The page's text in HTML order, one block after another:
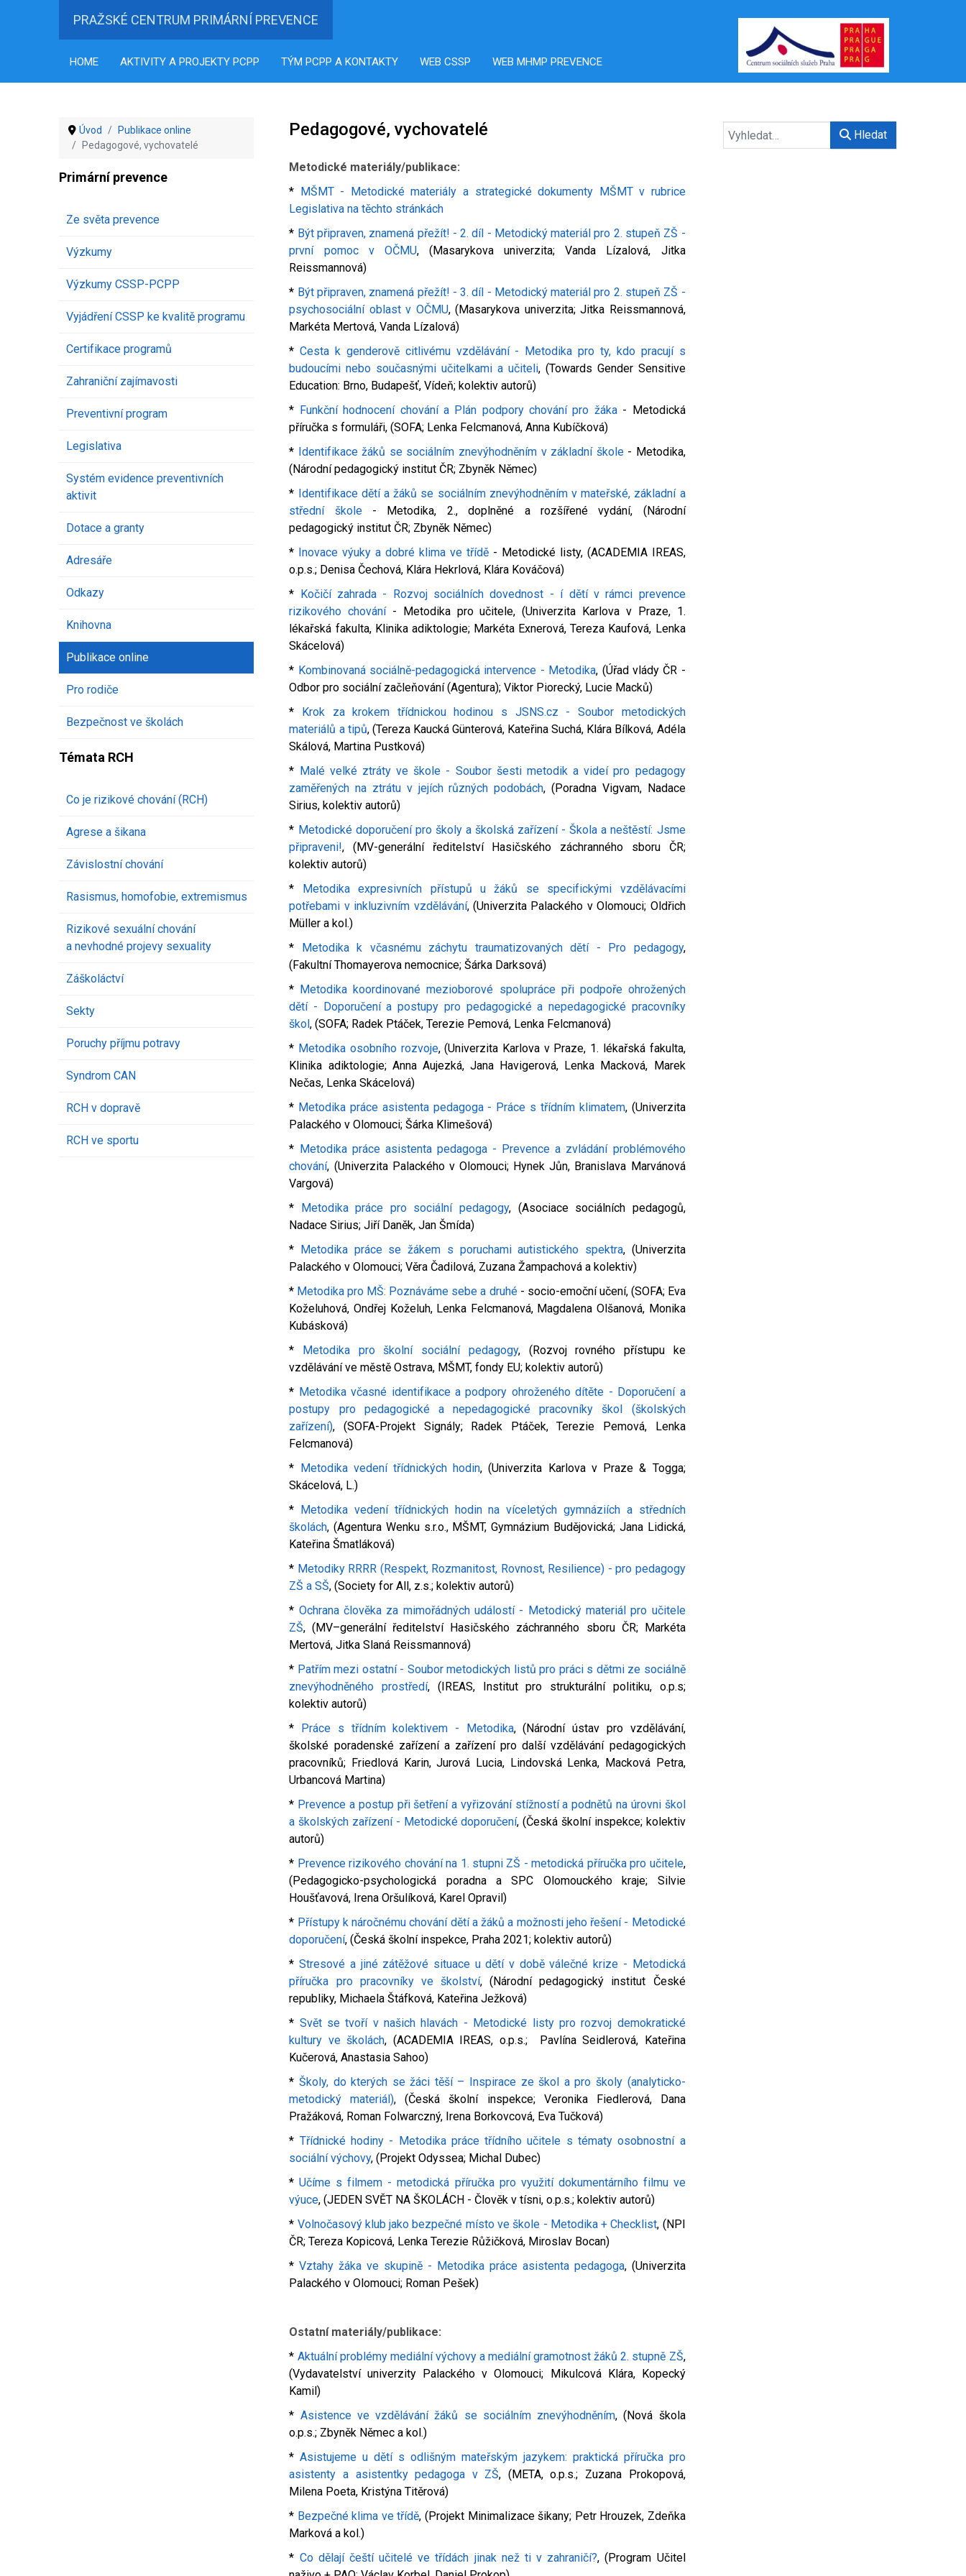
PRAŽSKÉ CENTRUM PRIMÁRNÍ PREVENCE
HOME AKTIVITY A PROJEKTY PCPP TÝM PCPP A KONTAKTY WEB CSSP WEB MHMP PREVENCE
Úvod
Publikace online
Pedagogové, vychovatelé
Primární prevence
Ze světa prevence
Výzkumy
Výzkumy CSSP-PCPP
Vyjádření CSSP ke kvalitě programu
Certifikace programů
Zahraniční zajímavosti
Preventivní program
Legislativa
Systém evidence preventivních
aktivit
Dotace a granty
Adresáře
Odkazy
Knihovna
Publikace online
Pro rodiče
Bezpečnost ve školách
Témata RCH
Co je rizikové chování (RCH)
Agrese a šikana
Závislostní chování
Rasismus, homofobie, extremismus
Rizikové sexuální chování
a nevhodné projevy sexuality
Záškoláctví
Sekty
Poruchy příjmu potravy
Syndrom CAN
RCH v dopravě
RCH ve sportu
Pedagogové, vychovatelé
Metodické materiály/publikace:
*
MŠMT - Metodické materiály a strategické dokumenty MŠMT v rubrice
Legislativa na těchto stránkách
* Být připraven, znamená přežít! - 2. díl - Metodický materiál pro 2. stupeň ZŠ -
první pomoc v OČMU, (Masarykova univerzita; Vanda Lízalová, Jitka
Reissmannová)
* Být připraven, znamená přežít! - 3. díl - Metodický materiál pro 2. stupeň ZŠ -
psychosociální oblast v OČMU, (Masarykova univerzita; Jitka Reissmannová,
Markéta Mertová, Vanda Lízalová)
*Cesta k genderově citlivému vzdělávání - Metodika pro ty, kdo pracují s
budoucími nebo současnými učitelkami a učiteli, (Towards Gender Sensitive
Education: Brno, Budapešť, Vídeň; kolektiv autorů)
* Funkční hodnocení chování a Plán podpory chování pro žáka- Metodická
příručka s formuláři, (SOFA; Lenka Felcmanová, Anna Kubíčková)
* Identifikace žáků se sociálním znevýhodněním v základní škole- Metodika,
(Národní pedagogický institut ČR; Zbyněk Němec)
* Identifikace dětí a žáků se sociálním znevýhodněním v mateřské, základní a
střední škole- Metodika, 2., doplněné a rozšířené vydání, (Národní
pedagogický institut ČR; Zbyněk Němec)
* Inovace výuky a dobré klima ve třídě- Metodické listy, (ACADEMIA IREAS,
o.p.s.; Denisa Čechová, Klára Hekrlová, Klára Kováčová)
*
Kočičí zahrada - Rozvoj sociálních dovednost - í dětí v rámci prevence
rizikového chování- Metodika pro učitele, (Univerzita Karlova v Praze, 1.
lékařská fakulta, Klinika adiktologie; Markéta Exnerová, Tereza Kaufová, Lenka
Skácelová)
* Kombinovaná sociálně-pedagogická intervence - Metodika, (Úřad vlády ČR -
Odbor pro sociální začleňování (Agentura); Viktor Piorecký, Lucie Macků)
*
Krok za krokem třídnickou hodinou s JSNS.cz - Soubor metodických
materiálů a tipů, (Tereza Kaucká Günterová, Kateřina Suchá, Klára Bílková, Adéla
Skálová, Martina Pustková)
* Malé velké ztráty ve škole - Soubor šesti metodik a videí pro pedagogy
zaměřených na ztrátu v jejích různých podobách, (Poradna Vigvam, Nadace
Sirius, kolektiv autorů)
* Metodické doporučení pro školy a školská zařízení - Škola a neštěstí: Jsme
připraveni!, (MV-generální ředitelství Hasičského záchranného sboru ČR;
kolektiv autorů)
*
Metodika expresivních přístupů u žáků se specifickými vzdělávacími
potřebami v inkluzivním vzdělávání, (Univerzita Palackého v Olomouci; Oldřich
Müller a kol.)
*
Metodika k včasnému záchytu traumatizovaných dětí - Pro pedagogy,
(Fakultní Thomayerova nemocnice; Šárka Darksová)
* Metodika koordinované mezioborové spolupráce při podpoře ohrožených
dětí - Doporučení a postupy pro pedagogické a nepedagogické pracovníky
škol, (SOFA; Radek Ptáček, Terezie Pemová, Lenka Felcmanová)
* Metodika osobního rozvoje, (Univerzita Karlova v Praze, 1. lékařská fakulta,
Klinika adiktologie; Anna Aujezká, Jana Havigerová, Lenka Macková, Marek
Nečas, Lenka Skácelová)
* Metodika práce asistenta pedagoga - Práce s třídním klimatem, (Univerzita
Palackého v Olomouci; Šárka Klimešová)
* Metodika práce asistenta pedagoga - Prevence a zvládání problémového
chování, (Univerzita Palackého v Olomouci; Hynek Jůn, Branislava Marvánová
Vargová)
*
Metodika práce pro sociální pedagogy, (Asociace sociálních pedagogů,
Nadace Sirius; Jiří Daněk, Jan Šmída)
*
Metodika práce se žákem s poruchami autistického spektra, (Univerzita
Palackého v Olomouci; Věra Čadilová, Zuzana Žampachová a kolektiv)
* Metodika pro MŠ: Poznáváme sebe a druhé- socio-emoční učení, (SOFA; Eva
Koželuhová, Ondřej Koželuh, Lenka Felcmanová, Magdalena Olšanová, Monika
Kubásková)
*
Metodika pro školní sociální pedagogy, (Rozvoj rovného přístupu ke
vzdělávání ve městě Ostrava, MŠMT, fondy EU; kolektiv autorů)
* Metodika včasné identifikace a podpory ohroženého dítěte - Doporučení a
postupy pro pedagogické a nepedagogické pracovníky škol (školských
zařízení), (SOFA-Projekt Signály; Radek Ptáček, Terezie Pemová, Lenka
Felcmanová)
*
Metodika vedení třídnických hodin, (Univerzita Karlova v Praze & Togga;
Skácelová, L.)
*
Metodika vedení třídnických hodin na víceletých gymnáziích a středních
školách, (Agentura Wenku s.r.o., MŠMT, Gymnázium Budějovická; Jana Lidická,
Kateřina Šmatláková)
* Metodiky RRRR (Respekt, Rozmanitost, Rovnost, Resilience) - pro pedagogy
ZŠ a SŠ, (Society for All, z.s.; kolektiv autorů)
* Ochrana člověka za mimořádných událostí - Metodický materiál pro učitele
ZŠ, (MV–generální ředitelství Hasičského záchranného sboru ČR; Markéta
Mertová, Jitka Slaná Reissmannová)
* Patřím mezi ostatní - Soubor metodických listů pro práci s dětmi ze sociálně
znevýhodněného prostředí, (IREAS, Institut pro strukturální politiku, o.p.s;
kolektiv autorů)
*
Práce s třídním kolektivem - Metodika, (Národní ústav pro vzdělávání,
školské poradenské zařízení a zařízení pro další vzdělávání pedagogických
pracovníků; Friedlová Karin, Jurová Lucia, Lindovská Lenka, Macková Petra,
Urbancová Martina)
* Prevence a postup při šetření a vyřizování stížností a podnětů na úrovni škol
a školských zařízení - Metodické doporučení, (Česká školní inspekce; kolektiv
autorů)
* Prevence rizikového chování na 1. stupni ZŠ - metodická příručka pro učitele,
(Pedagogicko-psychologická poradna a SPC Olomouckého kraje; Silvie
Houšťavová, Irena Oršulíková, Karel Opravil)
* Přístupy k náročnému chování dětí a žáků a možnosti jeho řešení - Metodické
doporučení, (Česká školní inspekce, Praha 2021; kolektiv autorů)
*Stresové a jiné zátěžové situace u dětí v době válečné krize - Metodická
příručka pro pracovníky ve školství, (Národní pedagogický institut České
republiky, Michaela Štáfková, Kateřina Ježková)
* Svět se tvoří v našich hlavách - Metodické listy pro rozvoj demokratické
kultury ve školách, (ACADEMIA IREAS, o.p.s.; Pavlína Seidlerová, Kateřina
Kučerová, Anastasia Sahoo)
* Školy, do kterých se žáci těší – Inspirace ze škol a pro školy (analyticko-
metodický materiál), (Česká školní inspekce; Veronika Fiedlerová, Dana
Pražáková, Roman Folwarczný, Irena Borkovcová, Eva Tučková)
* Třídnické hodiny - Metodika práce třídního učitele s tématy osobnostní a
sociální výchovy, (Projekt Odyssea; Michal Dubec)
*Učíme s filmem - metodická příručka pro využití dokumentárního filmu ve
výuce, (JEDEN SVĚT NA ŠKOLÁCH - Člověk v tísni, o.p.s.; kolektiv autorů)
* Volnočasový klub jako bezpečné místo ve škole - Metodika + Checklist, (NPI
ČR; Tereza Kopicová, Lenka Terezie Růžičková, Miroslav Bocan)
*Vztahy žáka ve skupině - Metodika práce asistenta pedagoga, (Univerzita
Palackého v Olomouci; Roman Pešek)
Ostatní materiály/publikace:
* Aktuální problémy mediální výchovy a mediální gramotnost žáků 2. stupně ZŠ,
(Vydavatelství univerzity Palackého v Olomouci; Mikulcová Klára, Kopecký
Kamil)
* Asistence ve vzdělávání žáků se sociálním znevýhodněním, (Nová škola
o.p.s.; Zbyněk Němec a kol.)
*Asistujeme u dětí s odlišným mateřským jazykem: praktická příručka pro
asistenty a asistentky pedagoga v ZŠ, (META, o.p.s.; Zuzana Prokopová,
Milena Poeta, Kristýna Titěrová)
* Bezpečné klima ve třídě, (Projekt Minimalizace šikany; Petr Hrouzek, Zdeňka
Marková a kol.)
* Co dělají čeští učitelé ve třídách jinak než ti v zahraničí?, (Program Učitel
Hledat